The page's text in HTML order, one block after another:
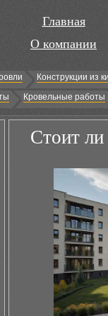
Главная
О компании
Конструкции из
Кровельные работы
Стоит ли